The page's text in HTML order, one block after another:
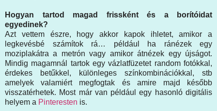
Hogyan tartod magad frissként és a borítóidat
egyedinek?
Azt vettem észre, hogy akkor kapok ihletet, amikor a
legkevésbé számítok rá… például ha ránézek egy
moziplakátra a metrón vagy amikor átnézek egy újságot.
Mindig magamnál tartok egy vázlatfüzetet random fotókkal,
érdekes betűkkel, különleges színkombinációkkal, stb
amelyek valamiért megfogtak és amire majd később
visszatérhetek. Most már van például egy hasonló digitális
helyem a Pinteresten is.